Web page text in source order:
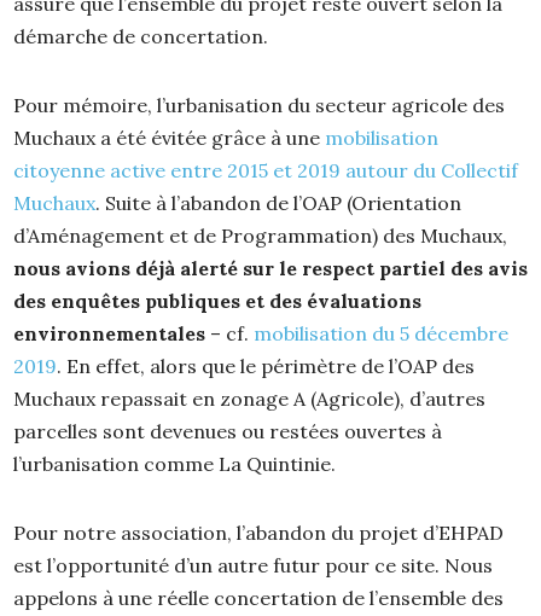
démarche de concertation.
Pour mémoire, l’urbanisation du secteur agricole des
Muchaux a été évitée grâce à une mobilisation
citoyenne active entre 2015 et 2019 autour du Collectif
Muchaux. Suite à l’abandon de l’OAP (Orientation
d’Aménagement et de Programmation) des Muchaux,
nous avions déjà alerté sur le respect partiel des avis
des enquêtes publiques et des évaluations
environnementales – cf. mobilisation du 5 décembre
2019. En effet, alors que le périmètre de l’OAP des
Muchaux repassait en zonage A (Agricole), d’autres
parcelles sont devenues ou restées ouvertes à
l’urbanisation comme La Quintinie.
Pour notre association, l’abandon du projet d’EHPAD
est l’opportunité d’un autre futur pour ce site. Nous
appelons à une réelle concertation de l’ensemble des